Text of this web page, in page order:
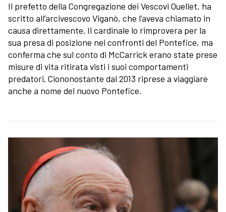
Il prefetto della Congregazione dei Vescovi Ouellet, ha
scritto all’arcivescovo Viganò, che l’aveva chiamato in
causa direttamente. Il cardinale lo rimprovera per la
sua presa di posizione nei confronti del Pontefice, ma
conferma che sul conto di McCarrick erano state prese
misure di vita ritirata visti i suoi comportamenti
predatori. Ciononostante dal 2013 riprese a viaggiare
anche a nome del nuovo Pontefice.